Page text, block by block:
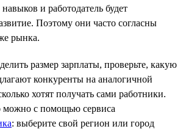
и работодатель будет
Поэтому они часто согласны
рынка.
размер зарплаты, проверьте, какую
конкуренты на аналогичной
хотят получать сами работники.
можно с помощью сервиса
: выберите свой регион или город